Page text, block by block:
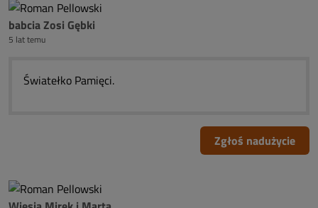
babcia Zosi Gębki
5 lat temu
Światełko Pamięci.
Zgłoś nadużycie